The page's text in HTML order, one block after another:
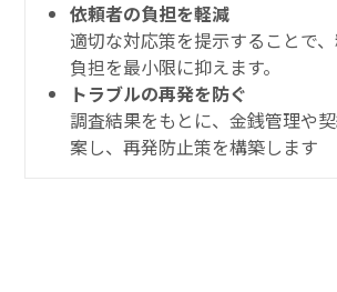
依頼者の負担を軽減
適切な対応策を提示することで
負担を最小限に抑えます。
トラブルの再発を防ぐ
調査結果をもとに、金銭管理や
案し、再発防止策を構築します